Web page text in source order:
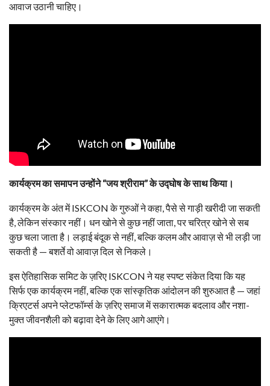
आवाज उठानी चाहिए।
कार्यक्रम का समापन उन्होंने “जय श्रीराम” के उद्घोष के साथ किया।
कार्यक्रम के अंत में ISKCON के गुरुओं ने कहा, पैसे से गाड़ी खरीदी जा सकती
है, लेकिन संस्कार नहीं। धन खोने से कुछ नहीं जाता, पर चरित्र खोने से सब
कुछ चला जाता है। लड़ाई बंदूक से नहीं, बल्कि कलम और आवाज़ से भी लड़ी जा
सकती है — बशर्ते वो आवाज़ दिल से निकले।
इस ऐतिहासिक समिट के ज़रिए ISKCON ने यह स्पष्ट संकेत दिया कि यह
सिर्फ एक कार्यक्रम नहीं, बल्कि एक सांस्कृतिक आंदोलन की शुरुआत है — जहां
क्रिएटर्स अपने प्लेटफॉर्म्स के ज़रिए समाज में सकारात्मक बदलाव और नशा-
मुक्त जीवनशैली को बढ़ावा देने के लिए आगे आएंगे।